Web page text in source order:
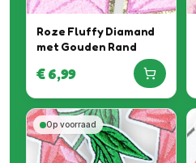
Roze Fluffy Diamand
met Gouden Rand
€6,99
Op voorraad